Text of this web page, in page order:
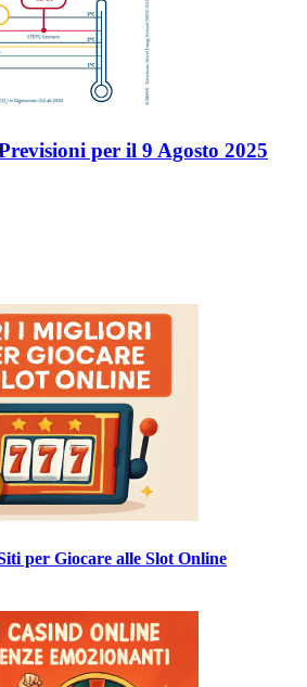
per il 9 Agosto 2025
per Giocare alle Slot Online